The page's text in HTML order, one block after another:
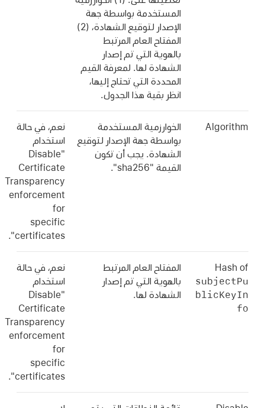
المستخدمة بواسطة جهة
الإصدار لتوقيع الشهادة، (2)
المفتاح العام المرتبط
بالهوية التي تم إصدار
الشهادة لها. لمعرفة القيم
المحددة التي تحتاج إليها،
انظر بقية هذا الجدول.
Algorithm
الخوارزمية المستخدمة
بواسطة جهة الإصدار لتوقيع
الشهادة. يجب أن تكون
القيمة "sha256".
نعم، في حالة
استخدام
"Disable
Certificate
Transparency
enforcement
for
specific
certificates".
Hash of
subjectPu
blicKeyIn
fo
المفتاح العام المرتبط
بالهوية التي تم إصدار
الشهادة لها.
نعم، في حالة
استخدام
"Disable
Certificate
Transparency
enforcement
for
specific
certificates".